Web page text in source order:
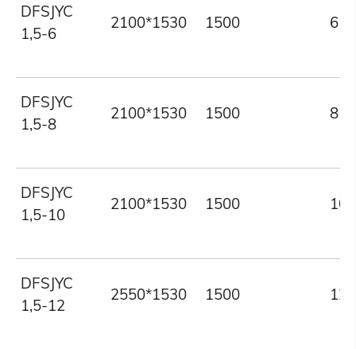
DFSJYC
1,5-6
2100*1530 1500 6
DFSJYC
1,5-8
2100*1530 1500 8
DFSJYC
1,5-10
2100*1530 1500 10
DFSJYC
1,5-12
2550*1530 1500 12